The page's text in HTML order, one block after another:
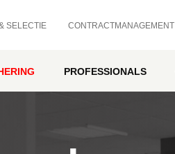
SELECTIE CONTRACTMANAGEMENT
PROFESSIONALS